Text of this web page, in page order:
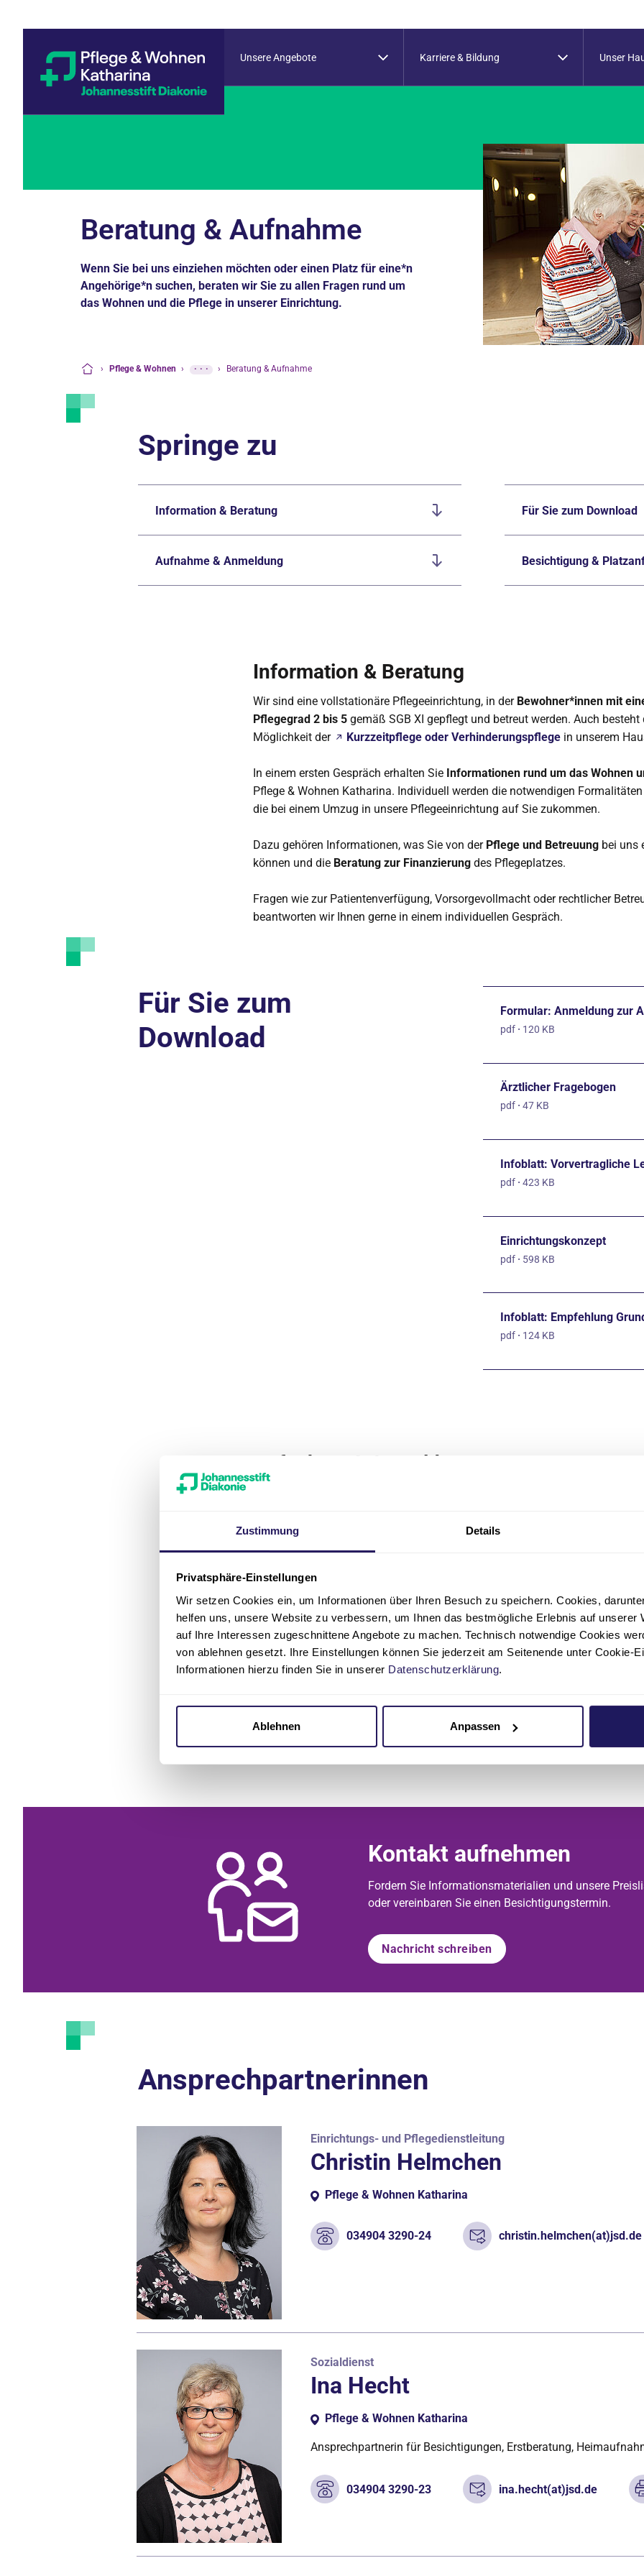
Zustimmung Details
Privatsphäre-Einstellungen
Wir setzen Cookies ein, um Informationen über Ihren Besuch zu speichern. Cookies,
helfen uns, unsere Website zu verbessern, um Ihnen das bestmögliche Erlebnis auf unserer
auf Ihre Interessen zugeschnittene Angebote zu machen. Technisch notwendige Cookies
von ablehnen gesetzt. Ihre Einstellungen können Sie jederzeit am Seitenende unter Cookie-
Informationen hierzu finden Sie in unserer Datenschutzerklärung.
Ablehnen Anpassen
Unsere Angebote Karriere & Bildung Unser
Beratung & Aufnahme
Wenn Sie bei uns einziehen möchten oder einen Platz für eine*n
Angehörige*n suchen, beraten wir Sie zu allen Fragen rund um
das Wohnen und die Pflege in unserer Einrichtung.
› Pflege & Wohnen › ··· › Beratung & Aufnahme
Springe zu
Information & Beratung Für Sie zum Download
Aufnahme & Anmeldung Besichtigung &
Information & Beratung
Wir sind eine vollstationäre Pflegeeinrichtung, in derBewohner*innen mit
Pflegegrad 2 bis 5 gemäß SGB XI gepflegt und betreut werden. Auch besteht
Möglichkeit der
Kurzzeitpflege oder Verhinderungspflege in unserem
In einem ersten Gespräch erhalten Sie Informationen rund um das Wohnen
Pflege & Wohnen Katharina. Individuell werden die notwendigen
die bei einem Umzug in unsere Pflegeeinrichtung auf Sie zukommen.
Dazu gehören Informationen, was Sie von der Pflege und Betreuung bei uns
können und die Beratung zur Finanzierung des Pflegeplatzes.
Fragen wie zur Patientenverfügung, Vorsorgevollmacht oder rechtlicher
beantworten wir Ihnen gerne in einem individuellen Gespräch.
Für Sie zum
Download
Formular: Anmeldung zur
pdf · 120 KB
Ärztlicher Fragebogen
pdf · 47 KB
Infoblatt: Vorvertragliche
pdf · 423 KB
Einrichtungskonzept
pdf · 598 KB
Infoblatt: Empfehlung
pdf · 124 KB
Aufnahme & Anmeldung
Anmeldung zur Aufnahme
Leistungsbescheid der Gesetzlichen Pflegeversicherung oder Empfehlung
Medizinischen Dienstes der Krankenversicherung (MDK)
gegebenenfalls (Vorsorge-)Vollmachten, Patient*innen- und
Möchten Sie sich selbst ein Bild vom Pflege & Wohnen Katharina machen?
Kontakt aufnehmen
Fordern Sie Informationsmaterialien und unsere
oder vereinbaren Sie einen Besichtigungstermin.
Nachricht schreiben
Ansprechpartnerinnen
Einrichtungs- und Pflegedienstleitung
Christin Helmchen
Pflege & Wohnen Katharina
034904 3290-24 christin.helmchen(at)jsd.de
Sozialdienst
Ina Hecht
Pflege & Wohnen Katharina
Ansprechpartnerin für Besichtigungen, Erstberatung,
034904 3290-23 ina.hecht(at)jsd.de